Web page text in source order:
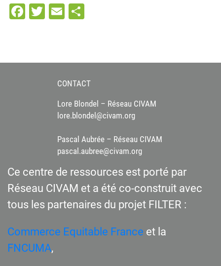
FacebookTwitterEmail
CONTACT
Lore Blondel – Réseau CIVAM
lore.blondel@civam.org
Pascal Aubrée – Réseau CIVAM
pascal.aubree@civam.org
Ce centre de ressources est porté par
Réseau CIVAM et a été co-construit avec
tous les partenaires du projet FILTER :
Commerce Equitable France et la
FNCUMA,